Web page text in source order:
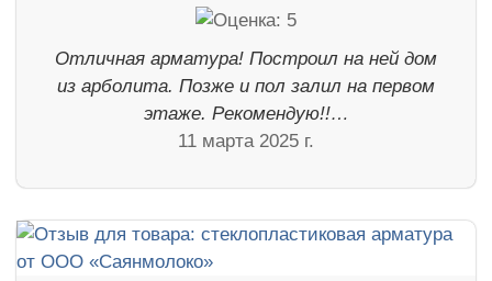
Отличная арматура! Построил на ней дом
из арболита. Позже и пол залил на первом
этаже. Рекомендую!!…
11 марта 2025 г.